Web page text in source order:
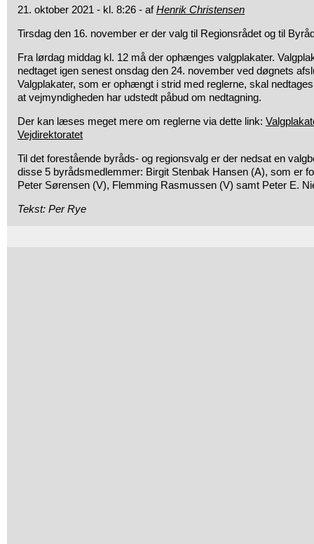
21. oktober 2021 - kl. 8:26 - afHenrik Christensen
Tirsdag den 16. november er der valg til Regionsrådet og til
Fra lørdag middag kl. 12 må der ophænges valgplakater.
nedtaget igen senest onsdag den 24. november ved døgnets
Valgplakater, som er ophængt i strid med reglerne, skal
at vejmyndigheden har udstedt påbud om nedtagning.
Der kan læses meget mere om reglerne via dette link:
Vejdirektoratet
Til det forestående byråds- og regionsvalg er der nedsat en
disse 5 byrådsmedlemmer: Birgit Stenbak Hansen (A), som er
Peter Sørensen (V), Flemming Rasmussen (V) samt Peter E.
Tekst: Per Rye